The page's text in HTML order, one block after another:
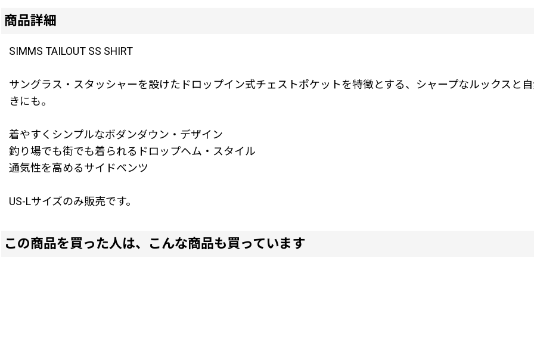
商品詳細
SIMMS TAILOUT SS SHIRT
サングラス・スタッシャーを設けたドロップイン式チェストポケットを特徴とする、シャープなルックスと
きにも。
着やすくシンプルなボダンダウン・デザイン
釣り場でも街でも着られるドロップヘム・スタイル
通気性を高めるサイドベンツ
US-Lサイズのみ販売です。
この商品を買った人は、こんな商品も買っています